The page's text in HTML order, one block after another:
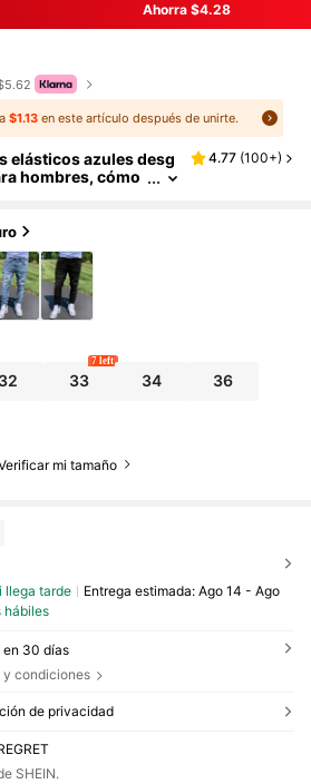
Ahorra $4.28
$1.13en este artículo después de unirte.
elásticos azules desg
hombres, cómo
para uso diario
4.77 (100+)
32 33
7 left
34 36
mi tamaño
llega tarde Entrega estimada: Ago 14 - Ago
30 días
y condiciones
de privacidad
SHEIN.